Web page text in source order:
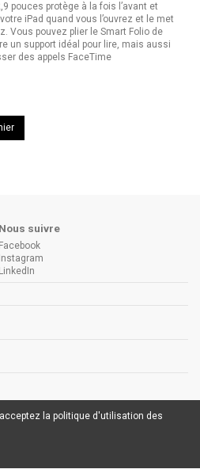
pouces protège à la fois l’avant et
votre iPad quand vous l’ouvrez et le met
Vous pouvez plier le Smart Folio de
un support idéal pour lire, mais aussi
des appels FaceTime
Nous suivre
Facebook
Instagram
LinkedIn
la politique d'utilisation des